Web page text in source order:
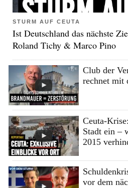
STURM AUF CEUTA
Ist Deutschland das nächste
Roland Tichy & Marco Pino
Club der
rechnet mit
Ceuta-
Stadt ein –
2015
vor dem